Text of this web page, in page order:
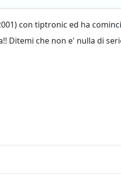
con tiptronic ed ha
Ditemi che non e' nulla di